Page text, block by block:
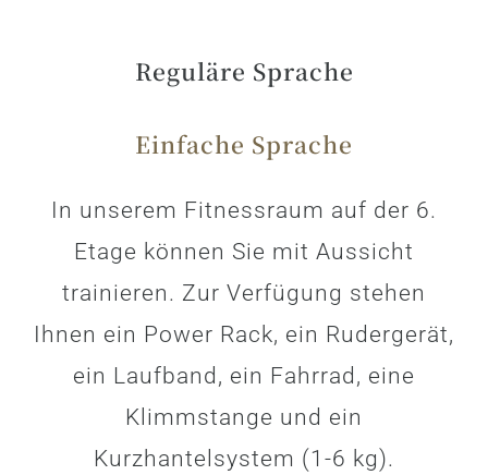
Reguläre Sprache
Einfache Sprache
In unserem Fitnessraum auf der 6.
Etage können Sie mit Aussicht
trainieren. Zur Verfügung stehen
Ihnen ein Power Rack, ein Rudergerät,
ein Laufband, ein Fahrrad, eine
Klimmstange und ein
Kurzhantelsystem (1-6 kg).